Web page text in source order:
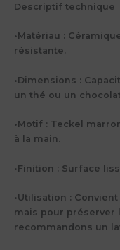
Descriptif technique
•Matériau :
résistante.
•Dimensions :
un thé ou un
•Motif : Teckel
à la main.
•Finition : Surface
•Utilisation :
mais pour préserver
recommandons un